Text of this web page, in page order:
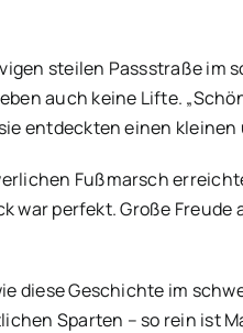
steilen Passstraße
auch keine Lifte.
entdeckten einen
Fußmarsch
war perfekt. Große
diese Geschichte im
Sparten – so rein ist